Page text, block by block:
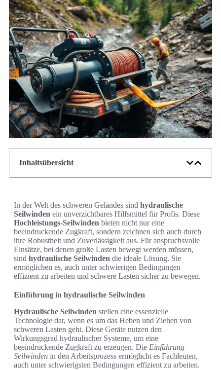
Inhaltsübersicht
In der Welt des schweren Geländes sind hydraulische
Seilwinden ein unverzichtbares Hilfsmittel für Profis. Diese
Hochleistungs-Seilwinden bieten nicht nur eine
beeindruckende Zugkraft, sondern zeichnen sich auch durch
ihre Robustheit und Zuverlässigkeit aus. Für anspruchsvolle
Einsätze, bei denen große Lasten bewegt werden müssen,
sind hydraulische Seilwinden die ideale Lösung. Sie
ermöglichen es, auch unter schwierigen Bedingungen
effizient zu arbeiten und schwere Lasten sicher zu bewegen.
Einführung in hydraulische Seilwinden
Hydraulische Seilwinden stellen eine essenzielle
Technologie dar, wenn es um das Heben und Ziehen von
schweren Lasten geht. Diese Geräte nutzen den
Wirkungsgrad hydraulischer Systeme, um eine
beeindruckende Zugkraft zu erzeugen. Die Einführung
Seilwinden in den Arbeitsprozess ermöglicht es Fachleuten,
auch unter schwierigsten Bedingungen effizient zu arbeiten.